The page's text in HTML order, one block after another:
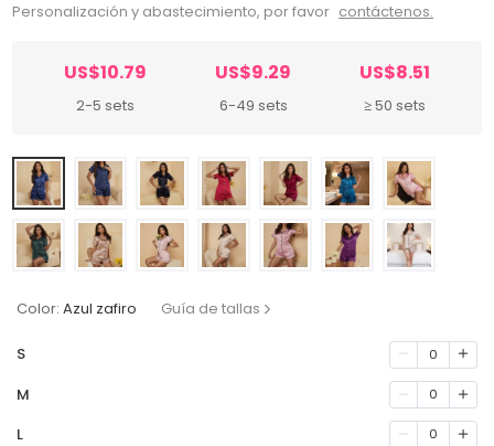
Personalización y abastecimiento, por favor contáctenos.
US$10.79
2-5 sets
US$9.29
6-49 sets
US$8.51
≥ 50 sets
Color: Azul zafiro Guía de tallas
S 0
M 0
L 0